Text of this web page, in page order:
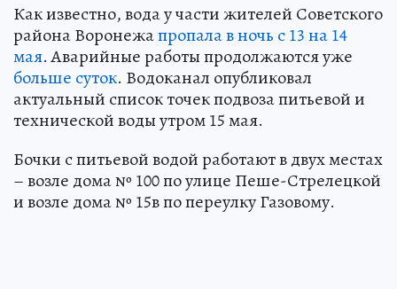
Как известно, вода у части жителей Советского
района Воронежапропала в ночь с 13 на 14
мая. Аварийные работы продолжаются уже
больше суток. Водоканал опубликовал
актуальный список точек подвоза питьевой и
технической воды утром 15 мая.
Бочки с питьевой водой работают в двух местах
– возле дома № 100 по улице Пеше-Стрелецкой
и возле дома № 15в по переулку Газовому.